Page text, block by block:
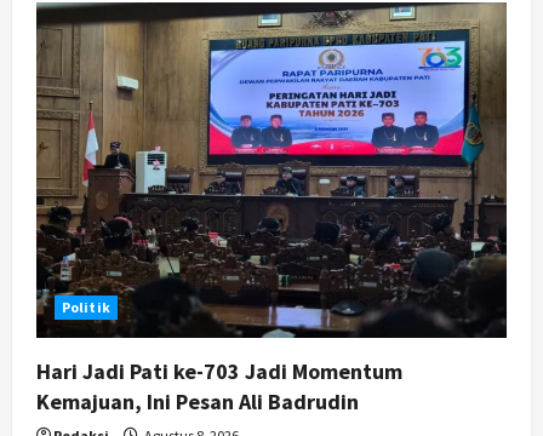
Politik
Hari Jadi Pati ke-703 Jadi Momentum
Kemajuan, Ini Pesan Ali Badrudin